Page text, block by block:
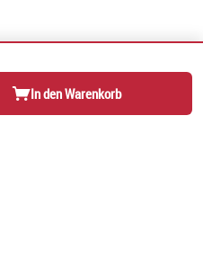
In den Warenkorb